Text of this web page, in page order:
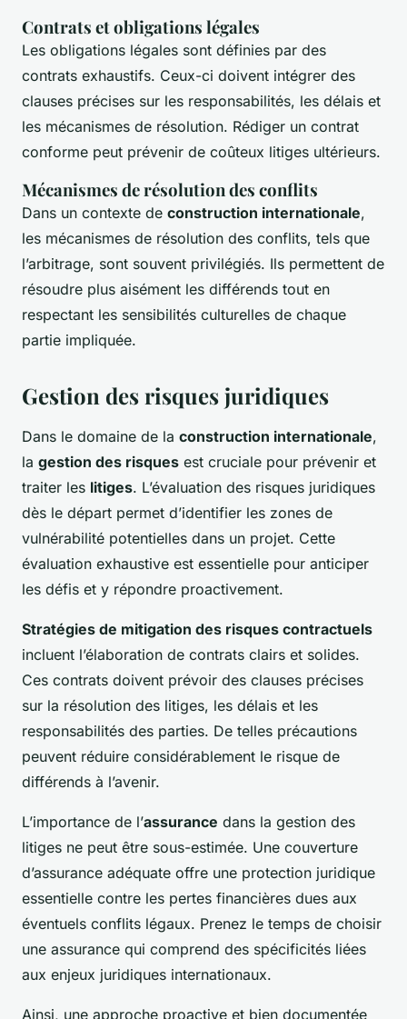
Contrats et obligations légales
Les obligations légales sont définies par des
contrats exhaustifs. Ceux-ci doivent intégrer des
clauses précises sur les responsabilités, les délais et
les mécanismes de résolution. Rédiger un contrat
conforme peut prévenir de coûteux litiges ultérieurs.
Mécanismes de résolution des conflits
Dans un contexte de construction internationale,
les mécanismes de résolution des conflits, tels que
l’arbitrage, sont souvent privilégiés. Ils permettent de
résoudre plus aisément les différends tout en
respectant les sensibilités culturelles de chaque
partie impliquée.
Gestion des risques juridiques
Dans le domaine de la construction internationale,
la gestion des risques est cruciale pour prévenir et
traiter les litiges. L’évaluation des risques juridiques
dès le départ permet d’identifier les zones de
vulnérabilité potentielles dans un projet. Cette
évaluation exhaustive est essentielle pour anticiper
les défis et y répondre proactivement.
Stratégies de mitigation des risques contractuels
incluent l’élaboration de contrats clairs et solides.
Ces contrats doivent prévoir des clauses précises
sur la résolution des litiges, les délais et les
responsabilités des parties. De telles précautions
peuvent réduire considérablement le risque de
différends à l’avenir.
L’importance de l’assurance dans la gestion des
litiges ne peut être sous-estimée. Une couverture
d’assurance adéquate offre une protection juridique
essentielle contre les pertes financières dues aux
éventuels conflits légaux. Prenez le temps de choisir
une assurance qui comprend des spécificités liées
aux enjeux juridiques internationaux.
Ainsi, une approche proactive et bien documentée